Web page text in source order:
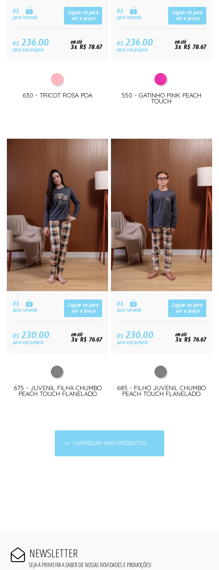
R$
para revenda
Logue-se para
ver o preço
R$236,00
para uso próprio
em até
3x R$ 78,67
630 - TRICOT ROSA POA
R$
para revenda
Logue-se para
ver o preço
R$236,00
para uso próprio
em até
3x R$ 78,67
550 - GATINHO PINK PEACH
TOUCH
R$
para revenda
Logue-se para
ver o preço
R$230,00
para uso próprio
em até
3x R$ 76,67
675 - JUVENIL FILHA CHUMBO
PEACH TOUCH FLANELADO
R$
para revenda
Logue-se para
ver o preço
R$230,00
para uso próprio
em até
3x R$ 76,67
685 - FILHO JUVENIL CHUMBO
PEACH TOUCH FLANELADO
CARREGAR MAIS PRODUTOS
NEWSLETTER
SEJA A PRIMEIRA A SABER DE NOSSAS NOVIDADES E PROMOÇÕES!